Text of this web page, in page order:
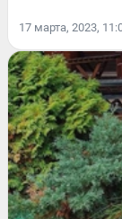
17 марта, 2023,